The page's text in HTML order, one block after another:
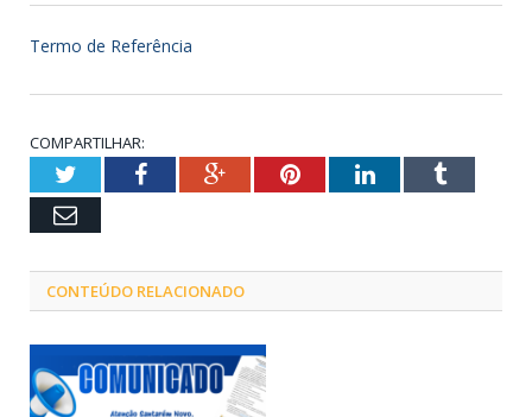
Termo de Referência
COMPARTILHAR:
TwitterFacebookGoogle+PinterestLinkedInTumblr
Email
CONTEÚDO RELACIONADO